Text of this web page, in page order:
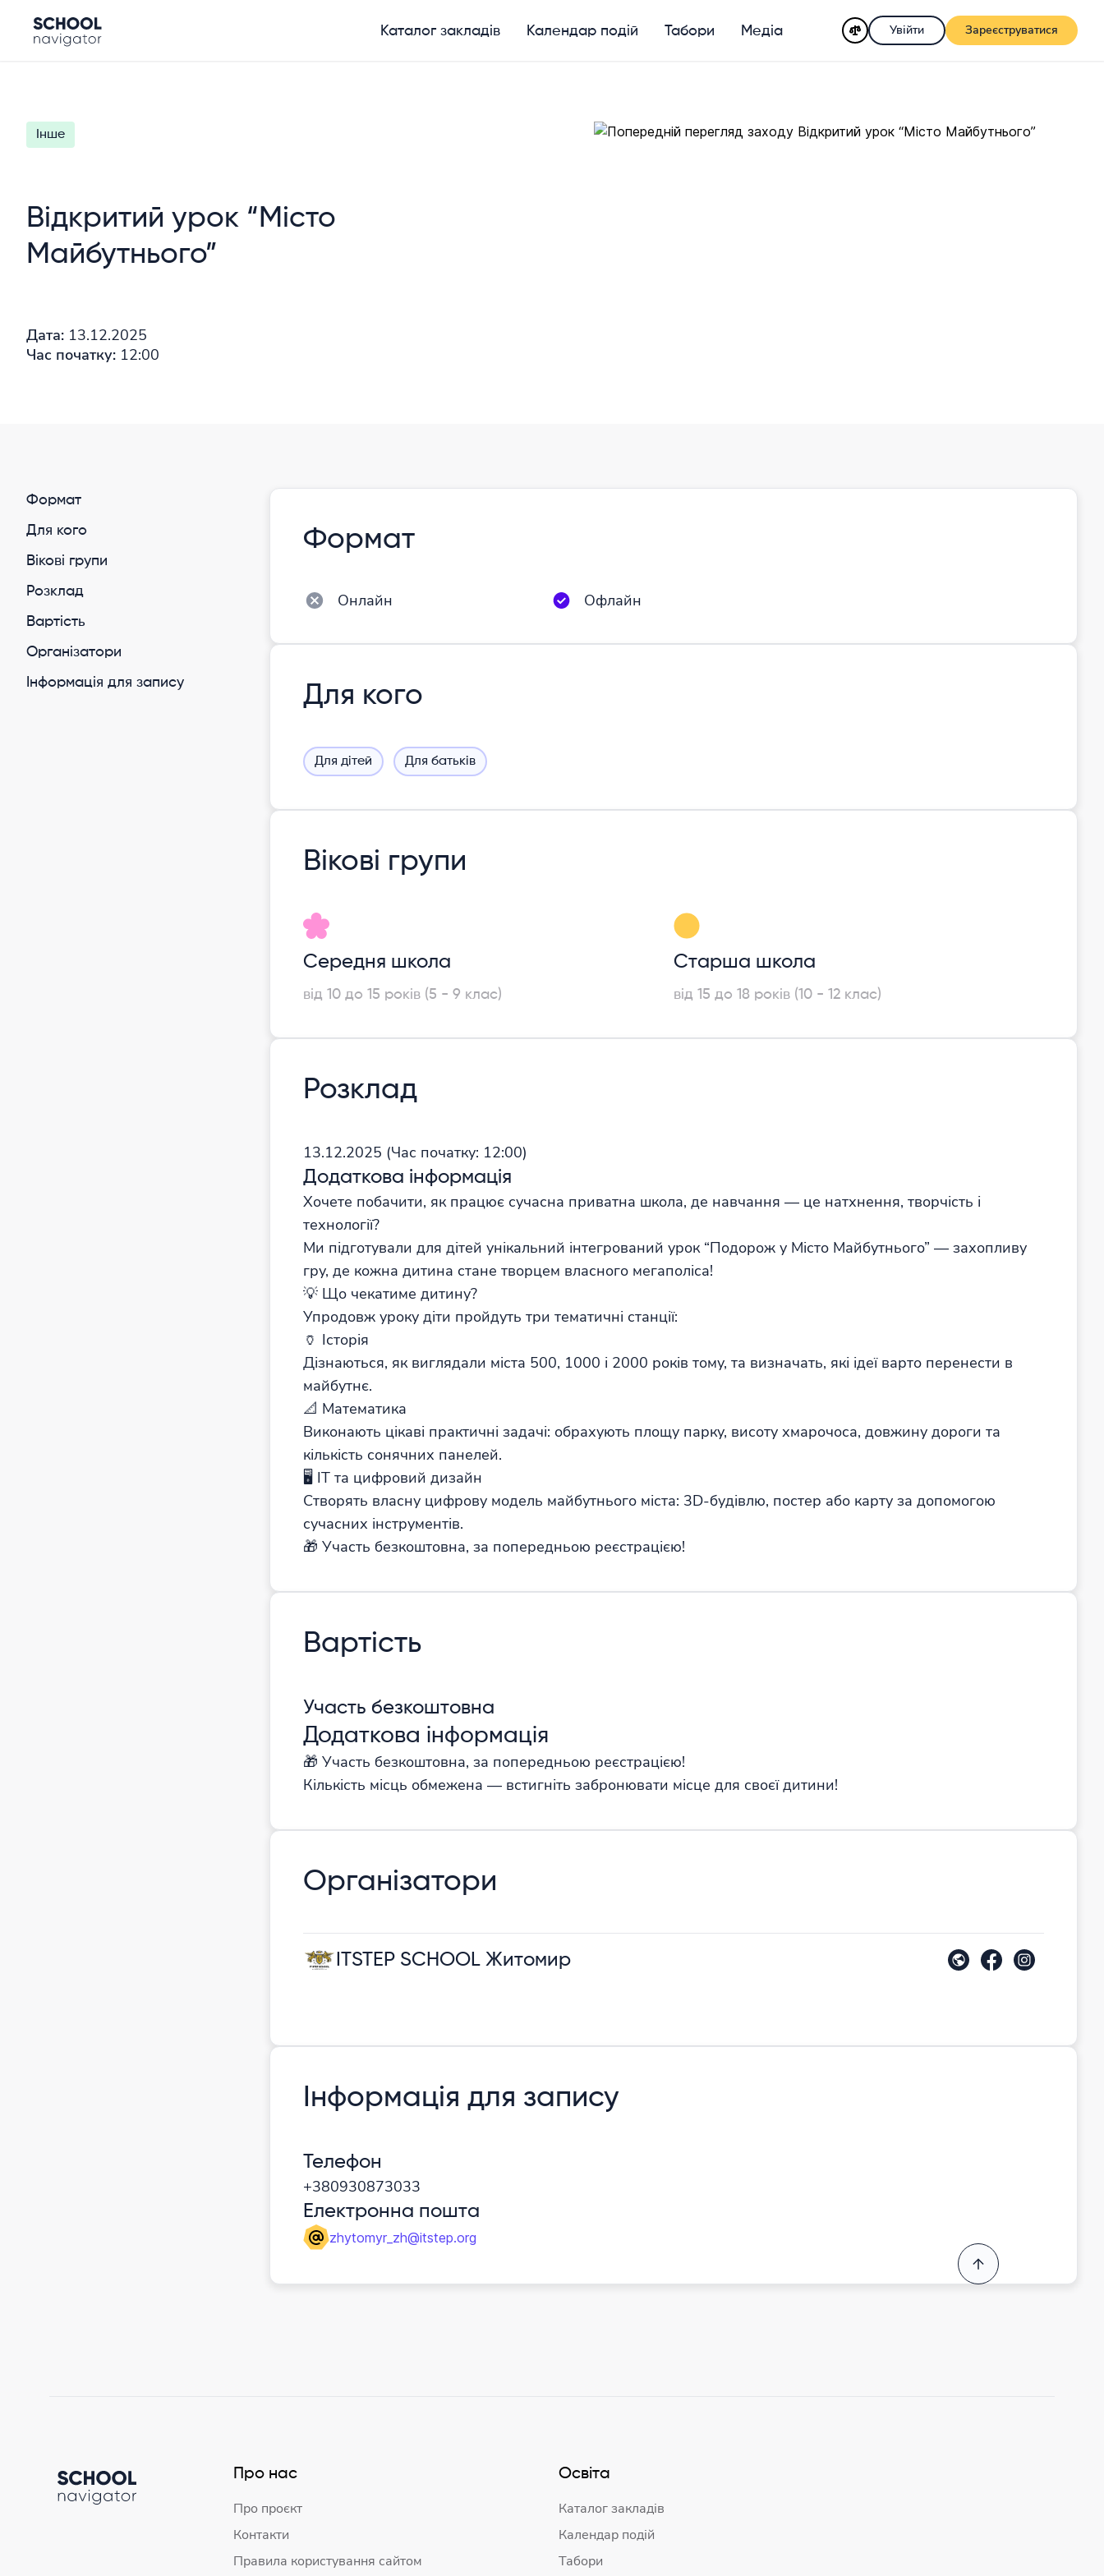
Каталог закладів Календар подій Табори Медіа Увійти Зареєструватися
Інше
Відкритий урок “Місто
Майбутнього”
Дата: 13.12.2025
Час початку: 12:00
Формат
Для кого
Вікові групи
Розклад
Вартість
Організатори
Інформація для запису
Формат
Онлайн Офлайн
Для кого
Для дітей Для батьків
Вікові групи
Середня школа
від 10 до 15 років (5 - 9 клас)
Старша школа
від 15 до 18 років (10 - 12 клас)
Розклад
13.12.2025 (Час початку: 12:00)
Додаткова інформація
Хочете побачити, як працює сучасна приватна школа, де навчання — це натхнення, творчість і
технології?
Ми підготували для дітей унікальний інтегрований урок “Подорож у Місто Майбутнього” — захопливу
гру, де кожна дитина стане творцем власного мегаполіса!
💡 Що чекатиме дитину?
Упродовж уроку діти пройдуть три тематичні станції:
🏺 Історія
Дізнаються, як виглядали міста 500, 1000 і 2000 років тому, та визначать, які ідеї варто перенести в
майбутнє.
📐 Математика
Виконають цікаві практичні задачі: обрахують площу парку, висоту хмарочоса, довжину дороги та
кількість сонячних панелей.
🖥 ІТ та цифровий дизайн
Створять власну цифрову модель майбутнього міста: 3D-будівлю, постер або карту за допомогою
сучасних інструментів.
🎁 Участь безкоштовна, за попередньою реєстрацією!
Вартість
Участь безкоштовна
Додаткова інформація
🎁 Участь безкоштовна, за попередньою реєстрацією!
Кількість місць обмежена — встигніть забронювати місце для своєї дитини!
Організатори
ITSTEP SCHOOL Житомир
Інформація для запису
Телефон
+380930873033
Електронна пошта
zhytomyr_zh@itstep.org
Про нас
Про проєкт
Контакти
Правила користування сайтом
Освіта
Каталог закладів
Календар подій
Табори